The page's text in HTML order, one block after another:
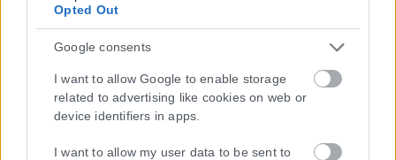
Opted Out
Google consents
I want to allow Google to enable storage
related to advertising like cookies on web or
device identifiers in apps.
I want to allow my user data to be sent to